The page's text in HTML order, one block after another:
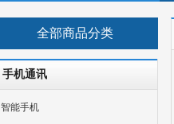
全部商品分类
手机通讯
智能手机